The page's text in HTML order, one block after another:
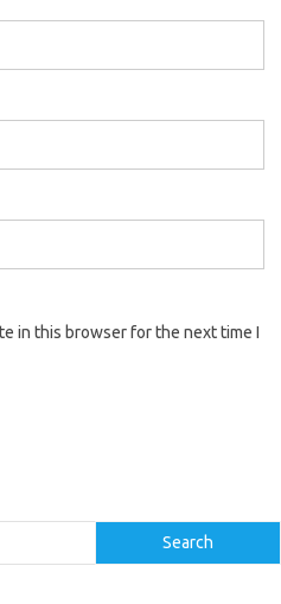
in this browser for the next time I
Search